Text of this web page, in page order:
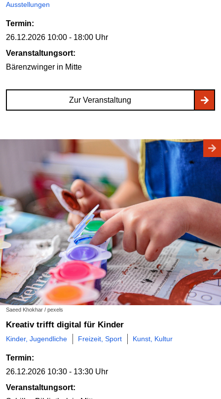
Ausstellungen
Termin:
26.12.2026 10:00 - 18:00 Uhr
Veranstaltungsort:
Bärenzwinger in Mitte
Zur Veranstaltung
Saeed Khokhar / pexels
Kreativ trifft digital für Kinder
Kinder, Jugendliche Freizeit, Sport Kunst, Kultur
Termin:
26.12.2026 10:30 - 13:30 Uhr
Veranstaltungsort: